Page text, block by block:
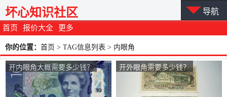
首页 报价大全 更多
坏心知识社区 导航
你的位置： 首页 > TAG信息列表 > 内眼角
开内眼角大概需要多少钱？ 开外眼角需要多少钱？